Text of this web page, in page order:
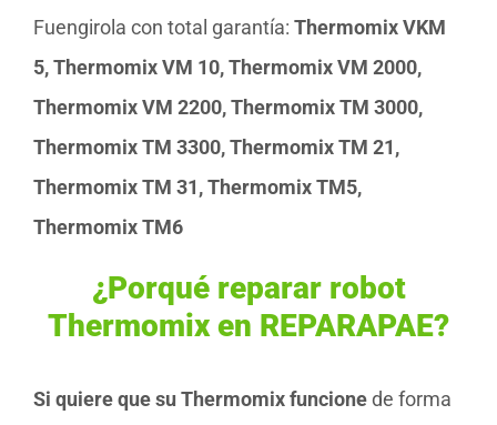
Fuengirola con total garantía: Thermomix VKM
5, Thermomix VM 10, Thermomix VM 2000,
Thermomix VM 2200, Thermomix TM 3000,
Thermomix TM 3300, Thermomix TM 21,
Thermomix TM 31, Thermomix TM5,
Thermomix TM6
¿Porqué reparar robot
Thermomix en REPARAPAE?
Si quiere que su Thermomix funcionede forma